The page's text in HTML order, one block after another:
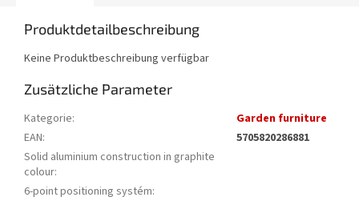
Produktdetailbeschreibung
Keine Produktbeschreibung verfügbar
Zusätzliche Parameter
Kategorie:
Garden furniture
EAN:
5705820286881
Solid aluminium construction in graphite
colour:
6-point positioning systém: